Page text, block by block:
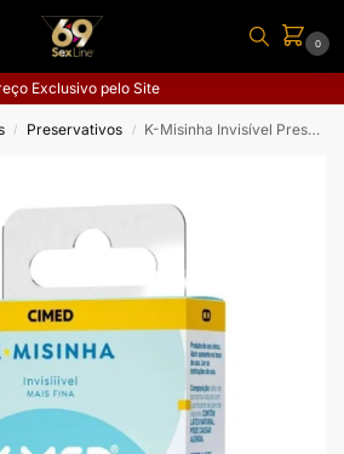
0
Exclusivo pelo Site
/ Preservativos / K-Misinha Invisível Preservativo Masculino 3 Unidades